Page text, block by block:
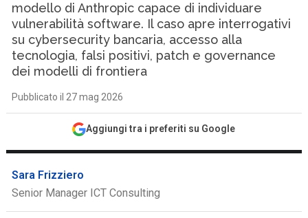
modello di Anthropic capace di individuare
vulnerabilità software. Il caso apre interrogativi
su cybersecurity bancaria, accesso alla
tecnologia, falsi positivi, patch e governance
dei modelli di frontiera
Pubblicato il 27 mag 2026
Aggiungi tra i preferiti su Google
Sara Frizziero
Senior Manager ICT Consulting